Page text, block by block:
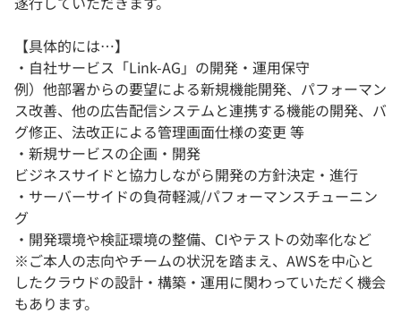
【具体的には…】
・自社サービス「Link-AG」の開発・運用保守
例）他部署からの要望による新規機能開発、パフォーマン
ス改善、他の広告配信システムと連携する機能の開発、バ
グ修正、法改正による管理画面仕様の変更 等
・新規サービスの企画・開発
ビジネスサイドと協力しながら開発の方針決定・進行
・サーバーサイドの負荷軽減/パフォーマンスチューニン
グ
・開発環境や検証環境の整備、CIやテストの効率化など
※ご本人の志向やチームの状況を踏まえ、AWSを中心と
したクラウドの設計・構築・運用に関わっていただく機会
もあります。